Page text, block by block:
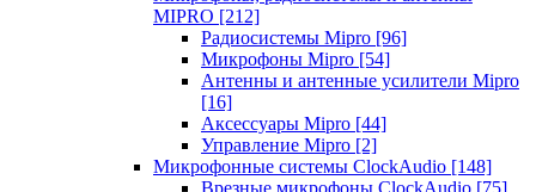
MIPRO [212]
Радиосистемы Mipro [96]
Микрофоны Mipro [54]
Антенны и антенные усилители Mipro
[16]
Аксессуары Mipro [44]
Управление Mipro [2]
Микрофонные системы ClockAudio [148]
Врезные микрофоны ClockAudio [75]